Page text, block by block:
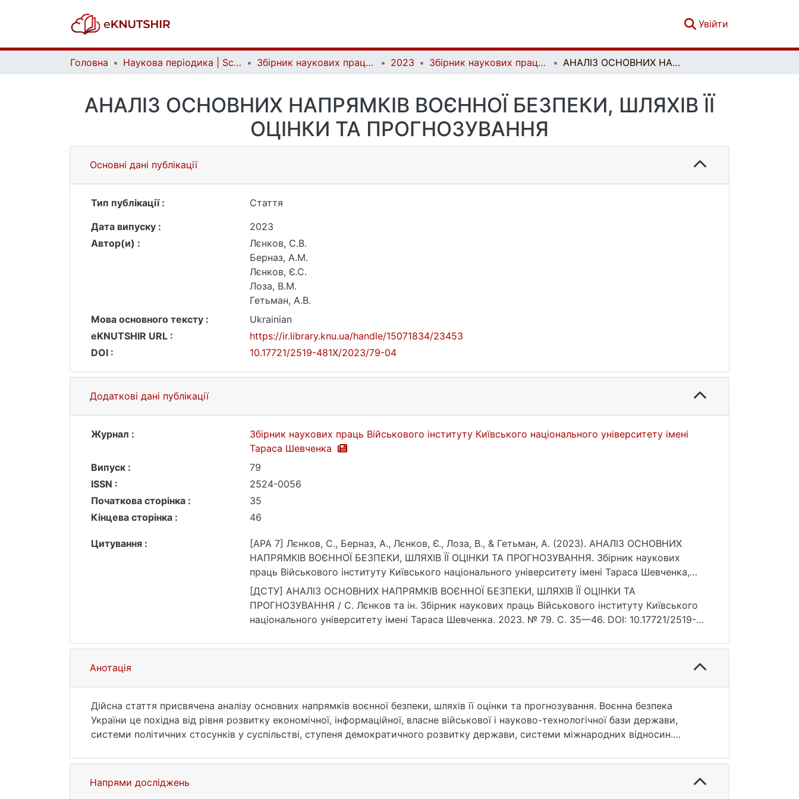
Увійти
Головна Наукова періодика | Scientific periodicals Збірник наукових праць Військового інституту Київського національного університету імені Тараса Шевченка | Collection of Scientific Studies of the Military Institute of Taras Shevchenko National University of Kyiv 2023 Збірник наукових праць Військового інституту Київського національного університету імені Тараса Шевченка. Вип. 79 АНАЛІЗ ОСНОВНИХ НАПРЯМКІВ ВОЄННОЇ БЕЗПЕКИ, ШЛЯХІВ ЇЇ ОЦІНКИ ТА ПРОГНОЗУВАННЯ
АНАЛІЗ ОСНОВНИХ НАПРЯМКІВ ВОЄННОЇ БЕЗПЕКИ, ШЛЯХІВ ЇЇ
ОЦІНКИ ТА ПРОГНОЗУВАННЯ
Основні дані публікації
Тип публікації :
Стаття
Дата випуску :
2023
Автор(и) :
Лєнков, С.В.
Берназ, А.М.
Лєнков, Є.С.
Лоза, В.М.
Гетьман, А.В.
Мова основного тексту :
Ukrainian
eKNUTSHIR URL :
https://ir.library.knu.ua/handle/15071834/23453
DOI :
10.17721/2519-481X/2023/79-04
Додаткові дані публікації
Журнал :
Збірник наукових праць Військового інституту Київського національного університету імені
Тараса Шевченка
Випуск :
79
ISSN :
2524-0056
Початкова сторінка :
35
Кінцева сторінка :
46
Цитування :
[APA 7] Лєнков, С., Берназ, А., Лєнков, Є., Лоза, В., & Гетьман, А. (2023). АНАЛІЗ ОСНОВНИХ
НАПРЯМКІВ ВОЄННОЇ БЕЗПЕКИ, ШЛЯХІВ ЇЇ ОЦІНКИ ТА ПРОГНОЗУВАННЯ. Збірник наукових
праць Військового інституту Київського національного університету імені Тараса Шевченка,
(79), 35–46. https://doi.org/10.17721/2519-481X/2023/79-04
[ДСТУ] АНАЛІЗ ОСНОВНИХ НАПРЯМКІВ ВОЄННОЇ БЕЗПЕКИ, ШЛЯХІВ ЇЇ ОЦІНКИ ТА
ПРОГНОЗУВАННЯ / С. Лєнков та ін. Збірник наукових праць Військового інституту Київського
національного університету імені Тараса Шевченка. 2023. № 79. С. 35—46. DOI: 10.17721/2519-
Анотація
Дійсна стаття присвячена аналізу основних напрямків воєнної безпеки, шляхів її оцінки та прогнозування. Воєнна безпека
України це похідна від рівня розвитку економічної, інформаційної, власне військової і науково-технологічної бази держави,
системи політичних стосунків у суспільстві, ступеня демократичного розвитку держави, системи міжнародних відносин.
умовах військових дій Україна - росія. Визначення рівня воєнної безпеки повинно базуватися на системі показників, які всебічно
характеризують загальну обстановку в регіоні, напруженість у воєнно - політичних відносинах сторін, співвідношення
потенційних можливостей збройних сил, наявність інтересів до України, для реалізації яких може знадобитися військова сила, а
Напрями досліджень